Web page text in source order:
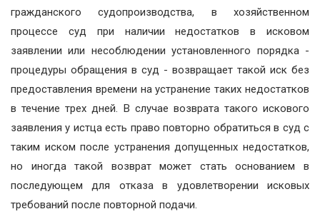
гражданского судопроизводства, в хозяйственном
процессе суд при наличии недостатков в исковом
заявлении или несоблюдении установленного порядка -
процедуры обращения в суд - возвращает такой иск без
предоставления времени на устранение таких недостатков
в течение трех дней. В случае возврата такого искового
заявления у истца есть право повторно обратиться в суд с
таким иском после устранения допущенных недостатков,
но иногда такой возврат может стать основанием в
последующем для отказа в удовлетворении исковых
требований после повторной подачи.